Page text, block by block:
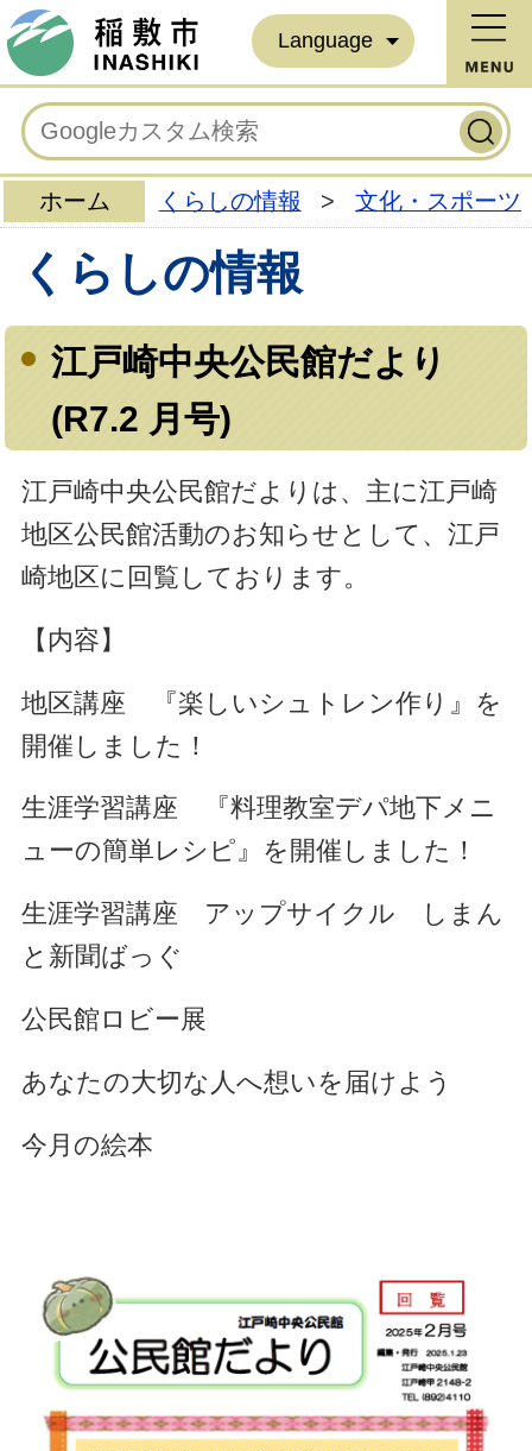
Language
ホーム くらしの情報 > 文化・スポーツ
くらしの情報
江戸崎中央公民館だより
(R7.2 月号)
江戸崎中央公民館だよりは、主に江戸崎
地区公民館活動のお知らせとして、江戸
崎地区に回覧しております。
【内容】
地区講座 『楽しいシュトレン作り』を
開催しました！
生涯学習講座 『料理教室デパ地下メニ
ューの簡単レシピ』を開催しました！
生涯学習講座 アップサイクル しまん
と新聞ばっぐ
公民館ロビー展
あなたの大切な人へ想いを届けよう
今月の絵本